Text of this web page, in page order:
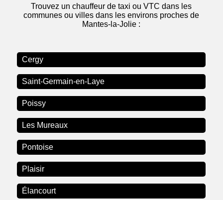
Trouvez un chauffeur de taxi ou VTC dans les
communes ou villes dans les environs proches de
Mantes-la-Jolie :
Cergy
Saint-Germain-en-Laye
Poissy
Les Mureaux
Pontoise
Plaisir
Élancourt